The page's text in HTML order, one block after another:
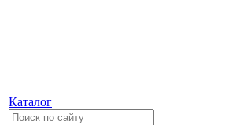
Каталог